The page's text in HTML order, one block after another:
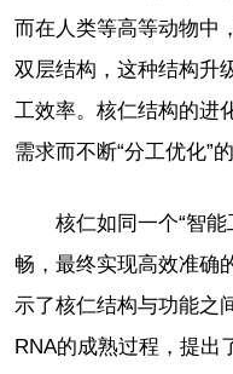
而在人类等高等动物中
双层结构，这种结构升
工效率。核仁结构的进
需求而不断“分工优化”的
核仁如同一个“智
畅，最终实现高效准确
示了核仁结构与功能之
RNA的成熟过程，提出